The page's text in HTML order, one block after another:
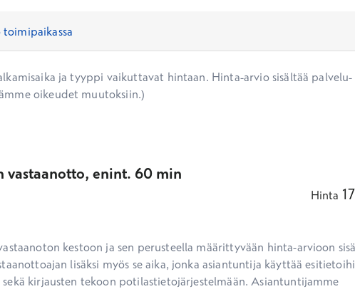
ja tyyppi vaikuttavat hintaan. Hinta-arvio sisältää palvelu-
oikeudet muutoksiin.)
vastaanotto, enint. 60 min
Hinta
lisäksi myös se aika, jonka asiantuntija käyttää
kirjausten tekoon potilastietojärjestelmään. Asiantuntijamme